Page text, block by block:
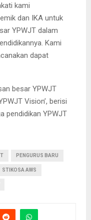
kami
dan IKA untuk
YPWJT dalam
Kami
dapat
besar YPWJT
Vision’, berisi
pendidikan YPWJT
PENGURUS BARU
STIKOSA AWS